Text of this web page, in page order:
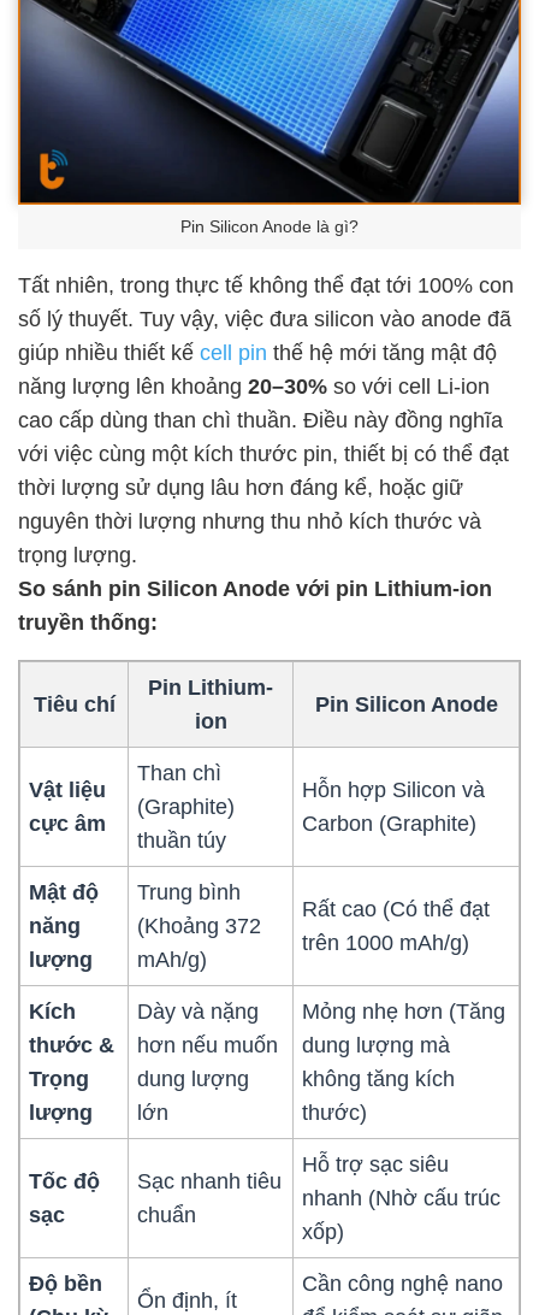
Pin Silicon Anode là gì?
Tất nhiên, trong thực tế không thể đạt tới 100% con
số lý thuyết. Tuy vậy, việc đưa silicon vào anode đã
giúp nhiều thiết kế cell pin thế hệ mới tăng mật độ
năng lượng lên khoảng 20–30% so với cell Li-ion
cao cấp dùng than chì thuần. Điều này đồng nghĩa
với việc cùng một kích thước pin, thiết bị có thể đạt
thời lượng sử dụng lâu hơn đáng kể, hoặc giữ
nguyên thời lượng nhưng thu nhỏ kích thước và
trọng lượng.
So sánh pin Silicon Anode với pin Lithium-ion
truyền thống:
Tiêu chí
Pin Lithium-
ion
Pin Silicon Anode
Vật liệu
cực âm
Than chì
(Graphite)
thuần túy
Hỗn hợp Silicon và
Carbon (Graphite)
Mật độ
năng
lượng
Trung bình
(Khoảng 372
mAh/g)
Rất cao (Có thể đạt
trên 1000 mAh/g)
Kích
thước &
Trọng
lượng
Dày và nặng
hơn nếu muốn
dung lượng
lớn
Mỏng nhẹ hơn (Tăng
dung lượng mà
không tăng kích
thước)
Tốc độ
sạc
Sạc nhanh tiêu
chuẩn
Hỗ trợ sạc siêu
nhanh (Nhờ cấu trúc
xốp)
Độ bền
Ổn định, ít
Cần công nghệ nano